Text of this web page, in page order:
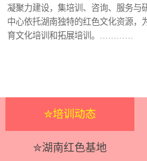
凝聚力建设，集培训、咨询、服务与
中心依托湖南独特的红色文化资源，
育文化培训和拓展培训。…………
✮培训动态
✮湖南红色基地